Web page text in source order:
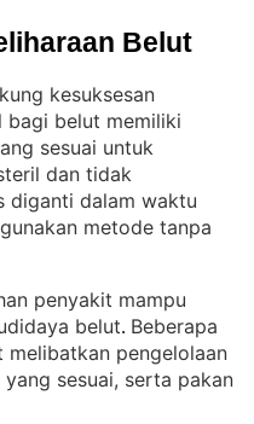
Belut
kesuksesan
bagi belut memiliki
sesuai untuk
dan tidak
diganti dalam waktu
metode tanpa
penyakit mampu
belut. Beberapa
melibatkan pengelolaan
sesuai, serta pakan